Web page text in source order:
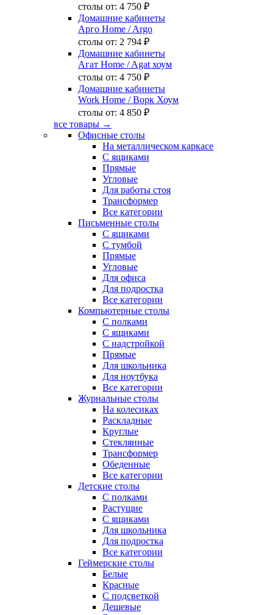
столы от: 4 750 ₽
Домашние кабинеты
Арго Home / Argo
столы от: 2 794 ₽
Домашние кабинеты
Агат Home / Agat хоум
столы от: 4 750 ₽
Домашние кабинеты
Work Home / Ворк Хоум
столы от: 4 850 ₽
все товары →
Офисные столы
На металлическом каркасе
С ящиками
Прямые
Угловые
Для работы стоя
Трансформер
Все категории
Письменные столы
С ящиками
С тумбой
Прямые
Угловые
Для офиса
Для подростка
Все категории
Компьютерные столы
С полками
С ящиками
С надстройкой
Прямые
Для школьника
Для ноутбука
Все категории
Журнальные столы
На колесиках
Раскладные
Круглые
Стеклянные
Трансформер
Обеденные
Все категории
Детские столы
С полками
Растущие
С ящиками
Для школьника
Для подростка
Все категории
Геймерские столы
Белые
Красные
С подсветкой
Дешевые